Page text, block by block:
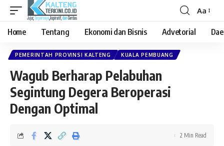
Font
Resizer
Aa
Home Tentang Ekonomi dan Bisnis Advetorial
PEMERINTAH PROVINSI KALTENG KUALA PEMBUANG
Wagub Berharap Pelabuhan
Segintung Degera Beroperasi
Dengan Optimal
2 Min Read